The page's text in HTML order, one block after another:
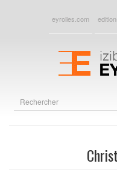
eyrolles.com